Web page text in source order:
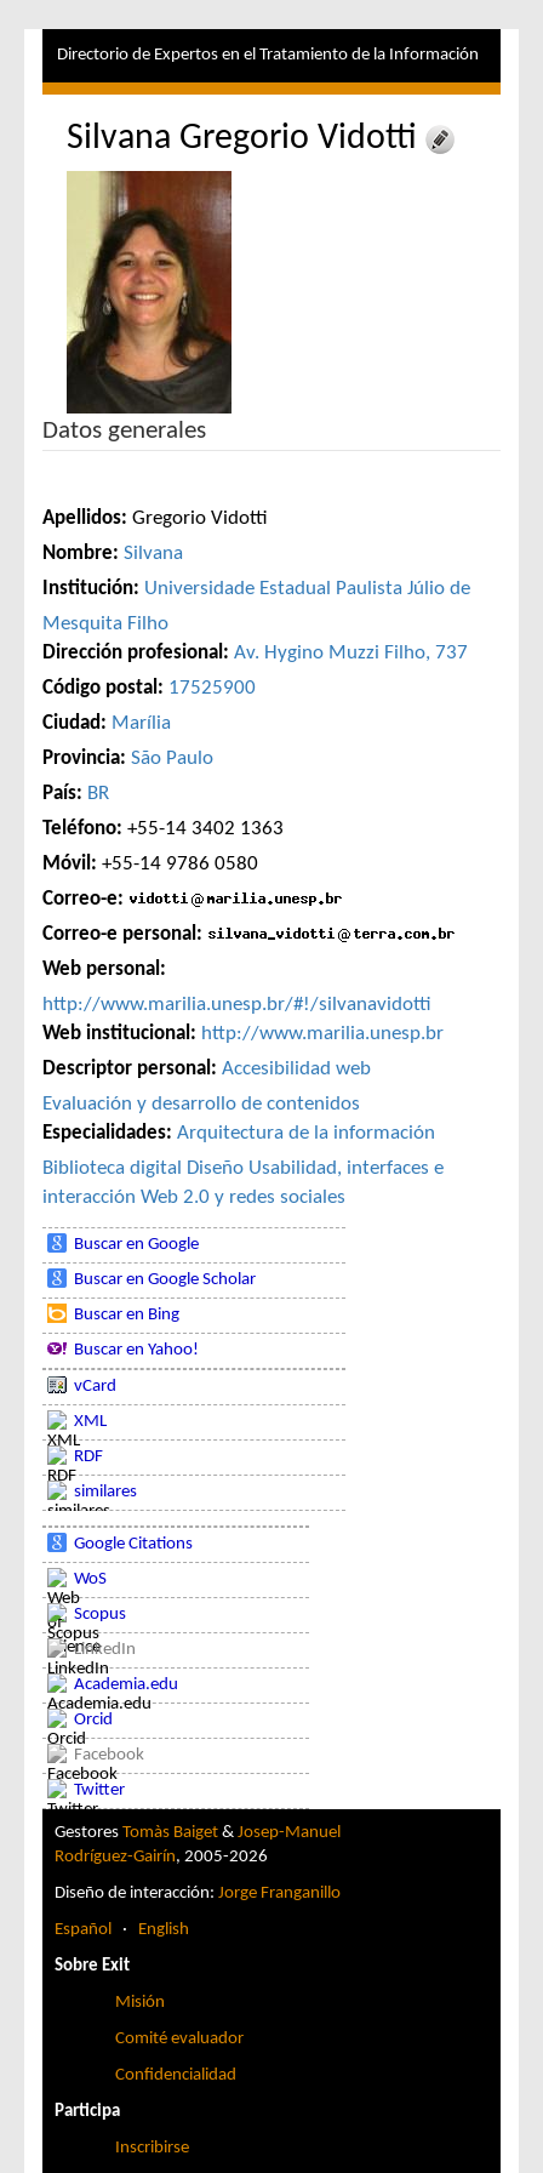
Directorio de Expertos en el Tratamiento de la Información
Silvana Gregorio Vidotti
Datos generales
Apellidos: Gregorio Vidotti
Nombre: Silvana
Institución: Universidade Estadual Paulista Júlio de
Mesquita Filho
Dirección profesional: Av. Hygino Muzzi Filho, 737
Código postal: 17525900
Ciudad: Marília
Provincia: São Paulo
País: BR
Teléfono: +55-14 3402 1363
Móvil: +55-14 9786 0580
Correo-e:
Correo-e personal:
Web personal:
http://www.marilia.unesp.br/#!/silvanavidotti
Web institucional: http://www.marilia.unesp.br
Descriptor personal: Accesibilidad web
Evaluación y desarrollo de contenidos
Especialidades: Arquitectura de la información
Biblioteca digital
Diseño Usabilidad, interfaces e
interacción Web 2.0 y redes sociales
Buscar en Google
Buscar en Google Scholar
Buscar en Bing
Buscar en Yahoo!
vCard
XML
RDF
similares
Google Citations
WoS
Scopus
LinkedIn
Academia.edu
Orcid
Facebook
Twitter
Gestores Tomàs Baiget & Josep-Manuel
Rodríguez-Gairín, 2005-2026
Diseño de interacción: Jorge Franganillo
Español · English
Sobre Exit
Misión
Comité evaluador
Confidencialidad
Participa
Inscribirse